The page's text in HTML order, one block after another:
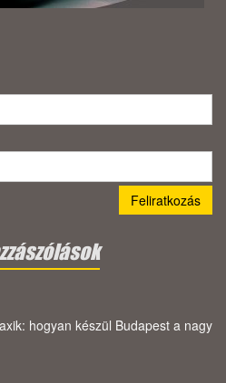
hogyan készül Budapest a nagy